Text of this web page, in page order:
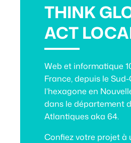
THINK
ACT
Web et informatique
France, depuis le
l’hexagone en
dans le département
Atlantiques aka 64.
Confiez votre projet à